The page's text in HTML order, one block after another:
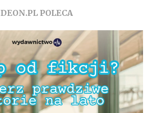
DEON.PL POLECA